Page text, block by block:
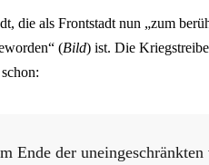
die als Frontstadt nun „zum
(Bild) ist. Die
Ende der uneingeschränkten